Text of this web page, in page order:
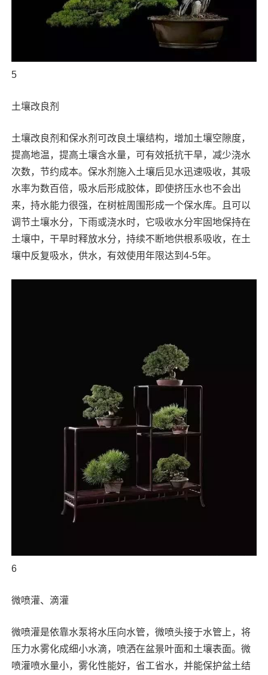
5
土壤改良剂
土壤改良剂和保水剂可改良土壤结构，增加土壤空隙度，
提高地温，提高土壤含水量，可有效抵抗干旱，减少浇水
次数，节约成本。保水剂施入土壤后见水迅速吸收，其吸
水率为数百倍，吸水后形成胶体，即使挤压水也不会出
来，持水能力很强，在树桩周围形成一个保水库。且可以
调节土壤水分，下雨或浇水时，它吸收水分牢固地保持在
土壤中，干旱时释放水分，持续不断地供根系吸收，在土
壤中反复吸水，供水，有效使用年限达到4-5年。
6
微喷灌、滴灌
微喷灌是依靠水泵将水压向水管，微喷头接于水管上，将
压力水雾化成细小水滴，喷洒在盆景叶面和土壤表面。微
喷灌喷水量小，雾化性能好，省工省水，并能保护盆土结